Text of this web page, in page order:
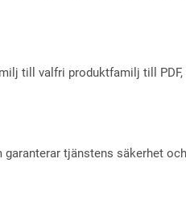
valfri produktfamilj till PDF,
tjänstens säkerhet